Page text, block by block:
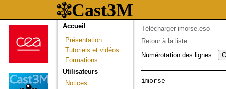
Accueil
Présentation
Tutoriels et vidéos
Formations
Utilisateurs
Notices
Télécharger imorse.eso
Retour à la liste
Numérotation des lignes :